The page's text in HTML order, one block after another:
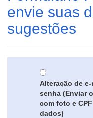
envie suas
sugestões
Alteração de
senha (Enviar
com foto e
dados)